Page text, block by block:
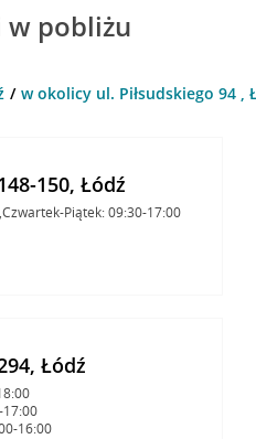
w pobliżu
w okolicy ul. Piłsudskiego 94 ,
150, Łódź
Piątek: 09:30-17:00
Łódź
16:00